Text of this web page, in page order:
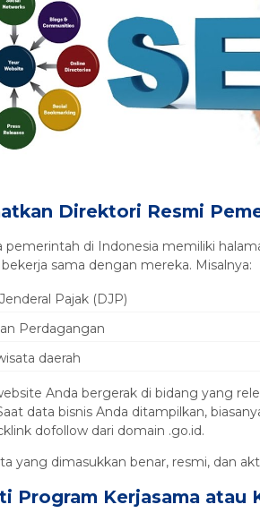
Direktori Resmi
pemerintah di Indonesia memiliki
sama dengan mereka. Misalnya:
Pajak (DJP)
Perdagangan
daerah
Anda bergerak di bidang yang
data bisnis Anda ditampilkan,
dofollow dari domain .go.id.
yang dimasukkan benar, resmi, dan
Program Kerjasama atau